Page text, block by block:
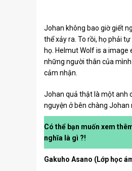
Johan không bao giờ giết
thể xảy ra. To rồi, họ phải
họ. Helmut Wolf is a
những người thân của
cảm nhận.
Johan quả thật là một anh
nguyện ở bên chàng Johan
Có thể bạn muốn xem
nghĩa là gì ?!
Gakuho Asano (Lớp học